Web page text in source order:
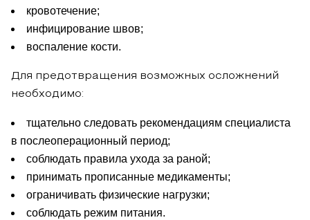
кровотечение;
инфицирование швов;
воспаление кости.
Для предотвращения возможных осложнений
необходимо:
тщательно следовать рекомендациям специалиста
в послеоперационный период;
соблюдать правила ухода за раной;
принимать прописанные медикаменты;
ограничивать физические нагрузки;
соблюдать режим питания.